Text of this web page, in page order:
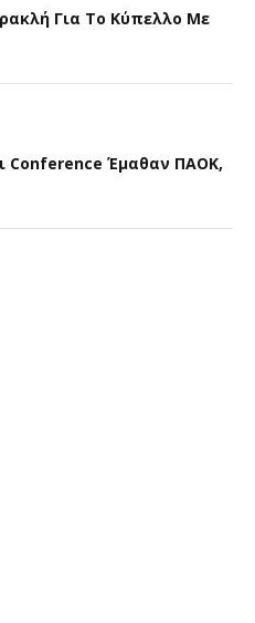
Για Το Κύπελλο Με
Conference Έμαθαν ΠΑΟΚ,